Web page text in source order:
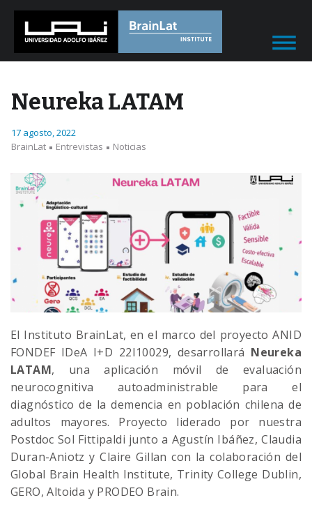
Neureka LATAM
17 agosto, 2022
BrainLat
Entrevistas Noticias
El Instituto BrainLat, en el marco del proyectoANID
FONDEF IDeA I+D 22I10029, desarrollará Neureka
LATAM, una aplicación móvil de evaluación
neurocognitiva autoadministrable para el
diagnóstico de la demencia en población chilena de
adultos mayores. Proyecto liderado por nuestra
Postdoc Sol Fittipaldi junto a Agustín Ibáñez, Claudia
Duran-Aniotz y Claire Gillan con la colaboración del
Global Brain Health Institute, Trinity College Dublin,
GERO, Altoida y PRODEO Brain.